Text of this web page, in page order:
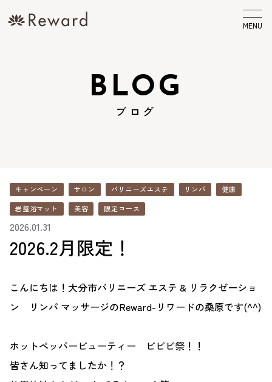
MENU
BLOG
ブログ
キャンペーン サロン バリニーズエステ リンパ
健康
岩盤浴マット
美容 限定コース
2026.01.31
2026.2月限定！
こんにちは！大分市バリニーズ エステ & リラクゼーショ
ン リンパ マッサージのReward-リワードの桑原です(^^)
ホットペッパービューティー ビビビ祭！！
皆さん知ってましたか！？